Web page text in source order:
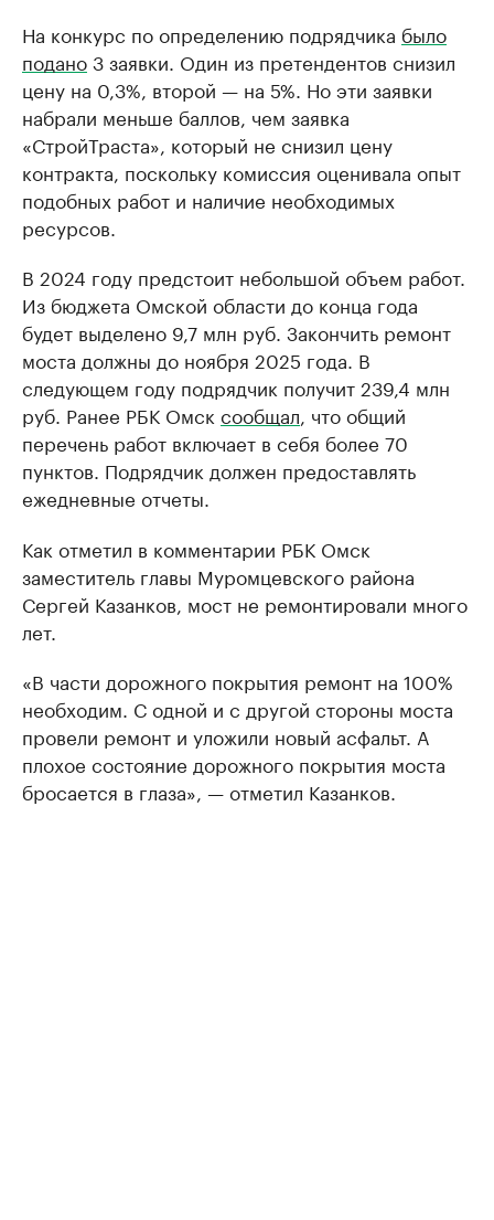
На конкурс по определению подрядчика было
подано3 заявки. Один из претендентов снизил
цену на 0,3%, второй — на 5%. Но эти заявки
набрали меньше баллов, чем заявка
«СтройТраста», который не снизил цену
контракта, поскольку комиссия оценивала опыт
подобных работ и наличие необходимых
ресурсов.
В 2024 году предстоит небольшой объем работ.
Из бюджета Омской области до конца года
будет выделено 9,7 млн руб. Закончить ремонт
моста должны до ноября 2025 года. В
следующем году подрядчик получит 239,4 млн
руб. Ранее РБК Омск сообщал, что общий
перечень работ включает в себя более 70
пунктов. Подрядчик должен предоставлять
ежедневные отчеты.
Как отметил в комментарии РБК Омск
заместитель главы Муромцевского района
Сергей Казанков, мост не ремонтировали много
лет.
«В части дорожного покрытия ремонт на 100%
необходим. С одной и с другой стороны моста
провели ремонт и уложили новый асфальт. А
плохое состояние дорожного покрытия моста
бросается в глаза», — отметил Казанков.